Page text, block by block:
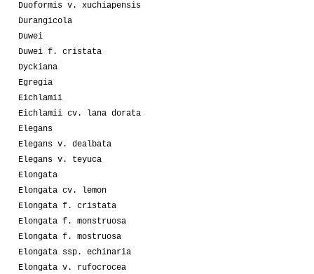
Duoformis v. xuchiapensis
Durangicola
Duwei
Duwei f. cristata
Dyckiana
Egregia
Eichlamii
Eichlamii cv. lana dorata
Elegans
Elegans v. dealbata
Elegans v. teyuca
Elongata
Elongata cv. lemon
Elongata f. cristata
Elongata f. monstruosa
Elongata f. mostruosa
Elongata ssp. echinaria
Elongata v. rufocrocea